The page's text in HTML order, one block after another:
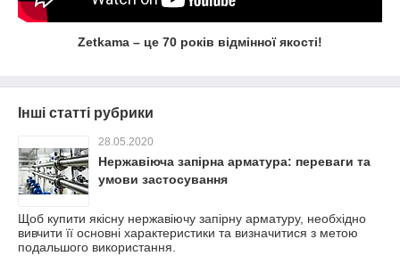
Zetkama – це 70 років відмінної якості!
Інші статті рубрики
28.05.2020
Нержавіюча запірна арматура: переваги та
умови застосування
Щоб купити якісну нержавіючу запірну арматуру, необхідно
вивчити її основні характеристики та визначитися з метою
подальшого використання.